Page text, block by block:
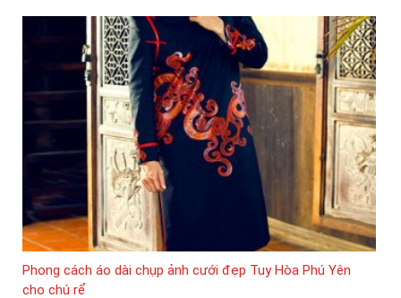
Phong cách áo dài chụp ảnh cưới đẹp Tuy Hòa Phú Yên
cho chú rể